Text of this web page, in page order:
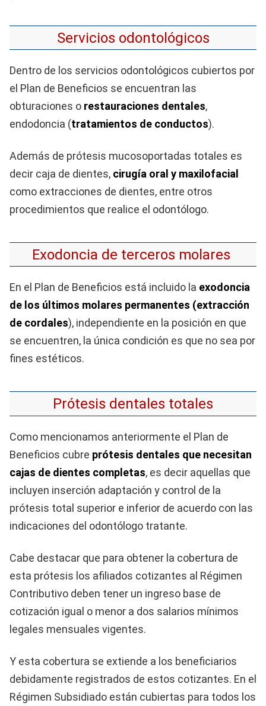
Servicios odontológicos
Dentro de los servicios odontológicos cubiertos por
el Plan de Beneficios se encuentran las
obturaciones o restauraciones dentales,
endodoncia (tratamientos de conductos).
Además de prótesis mucosoportadas totales es
decir caja de dientes, cirugía oral y maxilofacial
como extracciones de dientes, entre otros
procedimientos que realice el odontólogo.
Exodoncia de terceros molares
En el Plan de Beneficios está incluido la exodoncia
de los últimos molares permanentes (extracción
de cordales), independiente en la posición en que
se encuentren, la única condición es que no sea por
fines estéticos.
Prótesis dentales totales
Como mencionamos anteriormente el Plan de
Beneficios cubre prótesis dentales que necesitan
cajas de dientes completas, es decir aquellas que
incluyen inserción adaptación y control de la
prótesis total superior e inferior de acuerdo con las
indicaciones del odontólogo tratante.
Cabe destacar que para obtener la cobertura de
esta prótesis los afiliados cotizantes al Régimen
Contributivo deben tener un ingreso base de
cotización igual o menor a dos salarios mínimos
legales mensuales vigentes.
Y esta cobertura se extiende a los beneficiarios
debidamente registrados de estos cotizantes. En el
Régimen Subsidiado están cubiertas para todos los